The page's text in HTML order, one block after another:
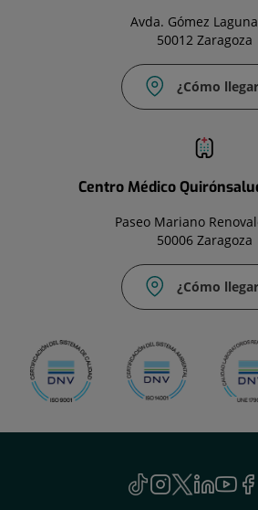
Avda. Gómez
50012 Zaragoza
¿Cómo
Centro Médico
Paseo Mariano
50006 Zaragoza
¿Cómo
TikTok
Este
enlace
Instagram
Este
enlace
Twitter
Este
enlace
Linkedin
EsteEste
enlace
Este